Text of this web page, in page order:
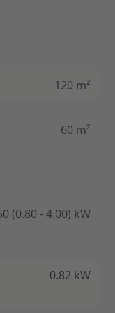
дефлектора
во всем
и
к этому работу
модели
120 m²
60 m²
(0.80 - 4.00) kW
0.82 kW